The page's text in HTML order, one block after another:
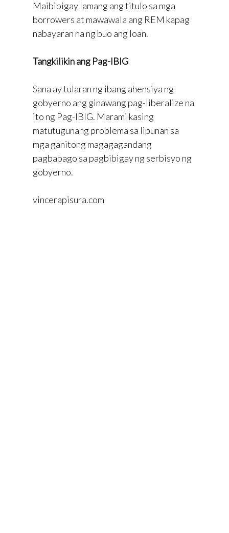
Maibibigay lamang ang titulo sa mga
borrowers at mawawala ang REM kapag
nabayaran na ng buo ang loan.
Tangkilikin ang Pag-IBIG
Sana ay tularan ng ibang ahensiya ng
gobyerno ang ginawang pag-liberalize na
ito ng Pag-IBIG. Marami kasing
matutugunang problema sa lipunan sa
mga ganitong magagagandang
pagbabago sa pagbibigay ng serbisyo ng
gobyerno.
vincerapisura.com